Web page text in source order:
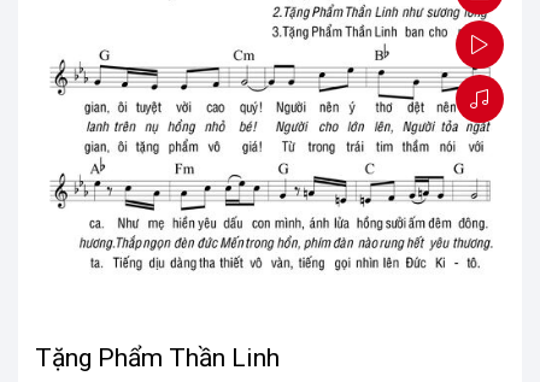
Tặng Phẩm Thần Linh